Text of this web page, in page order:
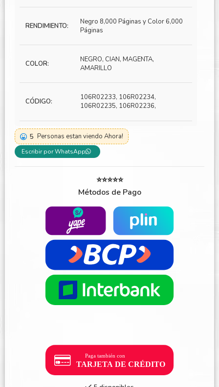
RENDIMIENTO:
Negro 8,000 Páginas y Color 6,000
Páginas
COLOR:
NEGRO, CIAN, MAGENTA,
AMARILLO
CÓDIGO:
106R02233, 106R02234,
106R02235, 106R02236,
5 Personas estan viendo Ahora!
Escribir por WhatsApp
⭐⭐⭐⭐⭐
Métodos de Pago